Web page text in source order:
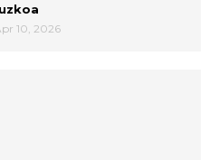
10, 2026